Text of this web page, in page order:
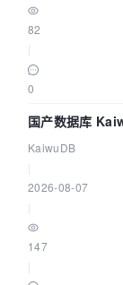
82
0
国产数据库
技术路径
KaiwuDB
2026-08-07
147